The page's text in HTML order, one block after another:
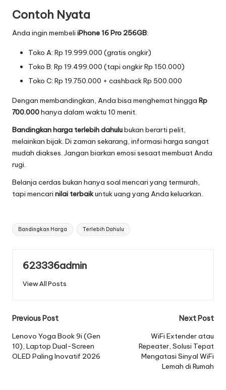
Contoh Nyata
Anda ingin membeli iPhone 16 Pro 256GB:
Toko A: Rp 19.999.000 (gratis ongkir)
Toko B: Rp 19.499.000 (tapi ongkir Rp 150.000)
Toko C: Rp 19.750.000 + cashback Rp 500.000
Dengan membandingkan, Anda bisa menghemat hingga Rp
700.000hanya dalam waktu 10 menit.
Bandingkan harga terlebih dahulubukan berarti pelit,
melainkan bijak. Di zaman sekarang, informasi harga sangat
mudah diakses. Jangan biarkan emosi sesaat membuat Anda
rugi.
Belanja cerdas bukan hanya soal mencari yang termurah,
tapi mencari nilai terbaikuntuk uang yang Anda keluarkan.
Tags:
Bandingkan Harga Terlebih Dahulu
623336admin
View All Posts
Post
navigation
Previous Post
Lenovo Yoga Book 9i (Gen
10), Laptop Dual-Screen
OLED Paling Inovatif 2026
Next Post
WiFi Extender atau
Repeater, Solusi Tepat
Mengatasi Sinyal WiFi
Lemah di Rumah